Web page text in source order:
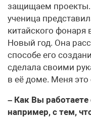
защищаем проекты.
ученица
китайского фонаря
Новый год. Она
способе его
сделала своими
в её доме. Меня
– Как Вы
например, с тем,